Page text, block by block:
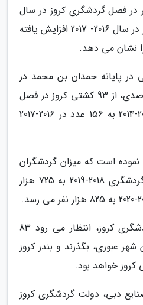
از 320 هزار نفر در فصل گردشگری کروز در سال
2013- 2014، به 625 هزار نفر در سال 2016- 2017 افزایش یافته
در پایانه حمدان بن محمد در
بندر رشید با افزایش 68 درصدی، از 93 کشتی کروز در فصل
گردشگری کروز در سال 2013-2014 به 156 عدد در 2016-2017
است که میزان گردشگران
کشتی های کروز در فصل گردشگری 2018-2019 به 725 هزار
در فصل آینده تورهای گردشگری کروز، انتظار می رود 83
عبوری، بگذرند و بندر کروز
دبی، دولت گردشگری کروز